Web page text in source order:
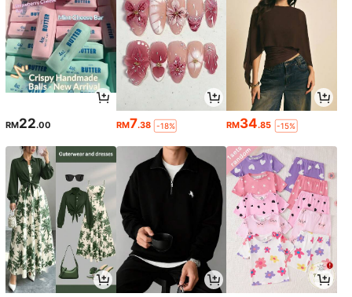
RM22.00 RM7.38 -18% RM34.85 -15%